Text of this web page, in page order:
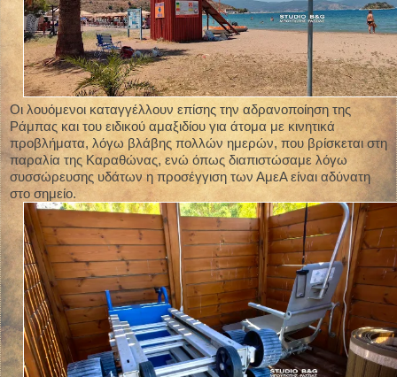
Οι λουόμενοι καταγγέλλουν επίσης την αδρανοποίηση της
Ράμπας και του ειδικού αμαξιδίου για άτομα με κινητικά
προβλήματα, λόγω βλάβης πολλών ημερών, που βρίσκεται στη
παραλία της Καραθώνας, ενώ όπως διαπιστώσαμε λόγω
συσσώρευσης υδάτων η προσέγγιση των ΑμεΑ είναι αδύνατη
στο σημείο.